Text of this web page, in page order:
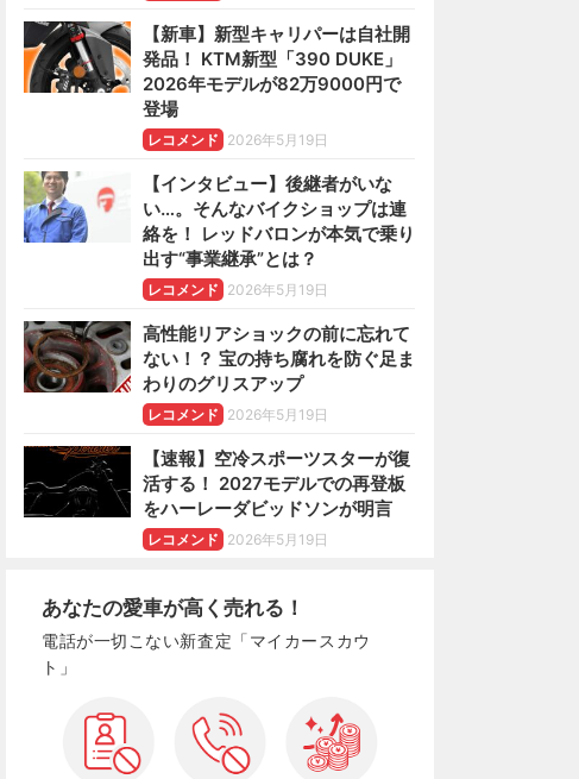
【新車】新型キャリパーは自社開
発品！ KTM新型「390 DUKE」
2026年モデルが82万9000円で
登場
レコメンド 2026年5月19日
【インタビュー】後継者がいな
い…。そんなバイクショップは連
絡を！ レッドバロンが本気で乗り
出す“事業継承”とは？
レコメンド 2026年5月19日
高性能リアショックの前に忘れて
ない！？ 宝の持ち腐れを防ぐ足ま
わりのグリスアップ
レコメンド 2026年5月19日
【速報】空冷スポーツスターが復
活する！ 2027モデルでの再登板
をハーレーダビッドソンが明言
レコメンド 2026年5月19日
あなたの愛車が高く売れる！
電話が一切こない新査定「マイカースカウ
ト」